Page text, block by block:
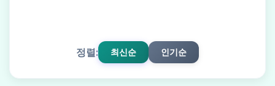
정렬: 최신순 인기순